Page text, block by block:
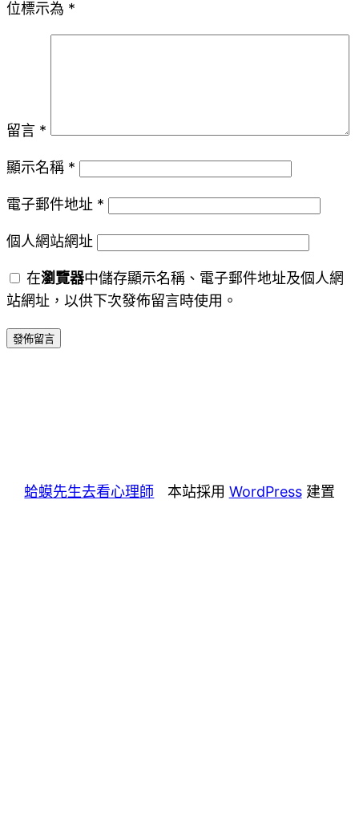
位標示為 *
留言 *
顯示名稱 *
電子郵件地址 *
個人網站網址
在瀏覽器中儲存顯示名稱、電子郵件地址及個人網
站網址，以供下次發佈留言時使用。
蛤蟆先生去看心理師 本站採用 WordPress建置